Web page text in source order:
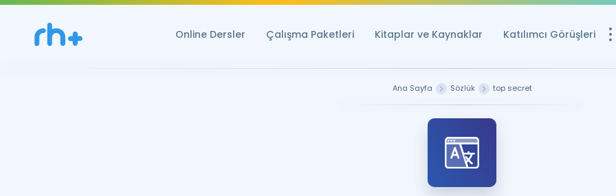
Online Dersler Çalışma Paketleri Kitaplar ve Kaynaklar Katılımcı Görüşleri
Ana Sayfa Sözlük top secret